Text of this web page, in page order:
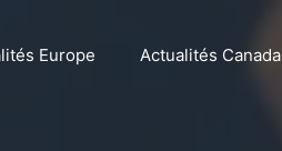
Europe Actualités Canada